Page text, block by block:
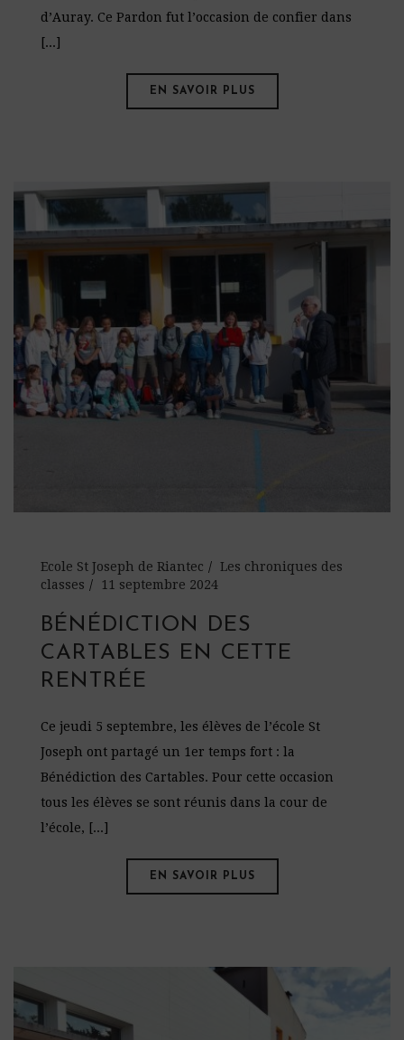
d’Auray. Ce Pardon fut l’occasion de confier dans
[...]
EN SAVOIR PLUS
Ecole St Joseph de Riantec
Les chroniques des
classes
11 septembre 2024
BÉNÉDICTION DES
CARTABLES EN CETTE
RENTRÉE
Ce jeudi 5 septembre, les élèves de l’école St
Joseph ont partagé un 1er temps fort : la
Bénédiction des Cartables. Pour cette occasion
tous les élèves se sont réunis dans la cour de
l’école, [...]
EN SAVOIR PLUS